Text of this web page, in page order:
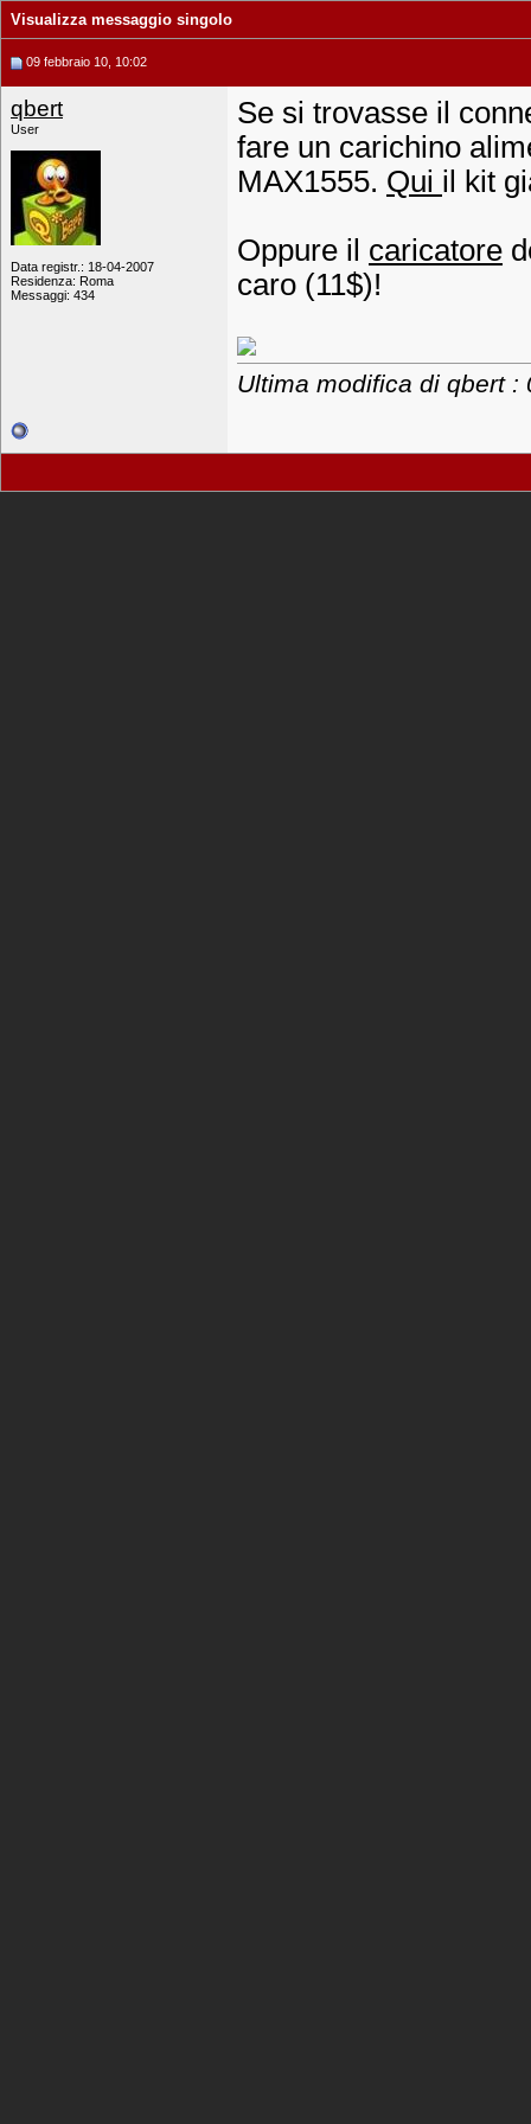
Visualizza messaggio singolo
09 febbraio 10, 10:02
qbert
User
Data registr.: 18-04-2007
Residenza: Roma
Messaggi: 434
Se si trovasse il
fare un carichino
MAX1555. Qui il kit
Oppure il caricatore
caro (11$)!
Ultima modifica di qbert